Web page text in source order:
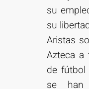
su
su
Aristas
Azteca a
de fútbol
se han